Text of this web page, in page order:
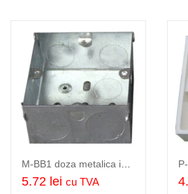
5.72 lei cu TVA